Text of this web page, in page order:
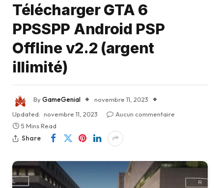
Télécharger GTA 6
PPSSPP Android PSP
Offline v2.2 (argent
illimité)
ByGameGenial
novembre 11, 2023
Updated: novembre 11, 2023
Aucun commentaire
5 Mins Read
Share